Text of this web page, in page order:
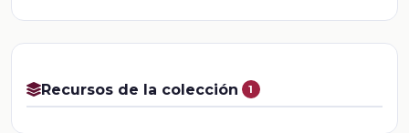
Recursos de la colección 1